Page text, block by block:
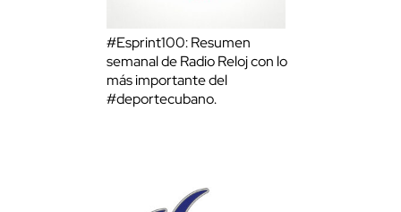
#Esprint100: Resumen
semanal de Radio Reloj con lo
más importante del
#deportecubano.